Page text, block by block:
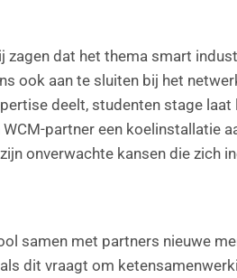
dat het thema smart
ook aan te sluiten bij het
deelt, studenten stage
partner een
onverwachte kansen die zich
met partners nieuwe
dit vraagt om